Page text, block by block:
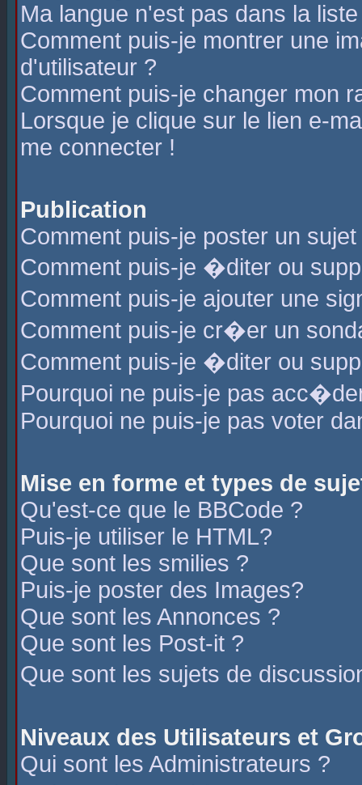
Ma langue n'est pas dans la
Comment puis-je montrer une
d'utilisateur ?
Comment puis-je changer mon
Lorsque je clique sur le lien e-
me connecter !
Publication
Comment puis-je poster un
Comment puis-je �diter ou
Comment puis-je ajouter une
Comment puis-je cr�er un
Comment puis-je �diter ou
Pourquoi ne puis-je pas
Pourquoi ne puis-je pas voter
Mise en forme et types de
Qu'est-ce que le BBCode ?
Puis-je utiliser le HTML?
Que sont les smilies ?
Puis-je poster des Images?
Que sont les Annonces ?
Que sont les Post-it ?
Que sont les sujets de
Niveaux des Utilisateurs et
Qui sont les Administrateurs ?